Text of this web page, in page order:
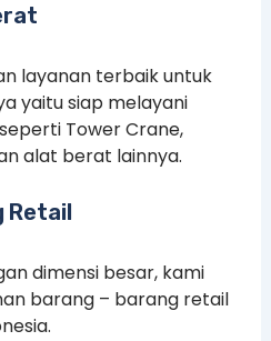
layanan terbaik untuk
yaitu siap melayani
Tower Crane,
alat berat lainnya.
Retail
dimensi besar, kami
barang – barang retail